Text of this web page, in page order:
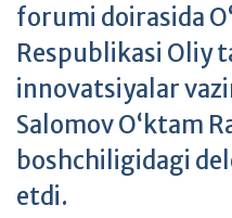
forumi doirasida
Respublikasi Oliy
innovatsiyalar
Salomov O‘ktam
boshchiligidagi
etdi.